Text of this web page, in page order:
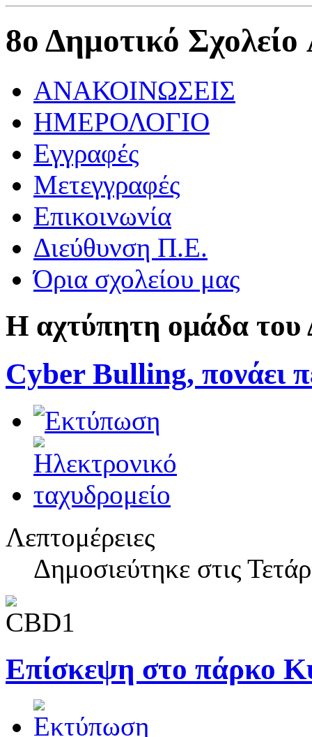
8ο Δημοτικό
ΑΝΑΚΟΙΝΩΣΕΙΣ
ΗΜΕΡΟΛΟΓΙΟ
Εγγραφές
Μετεγγραφές
Επικοινωνία
Διεύθυνση Π.Ε.
Όρια σχολείου μας
Η αχτύπητη ομάδα του
Cyber Bulling, πονάει
Λεπτομέρειες
Δημοσιεύτηκε στις
Επίσκεψη στο πάρκο